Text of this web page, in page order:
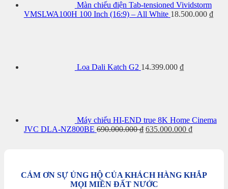
Màn chiếu điện Tab-tensioned Vividstorm
VMSLWA100H 100 Inch (16:9) – All White 18.500.000 ₫
Loa Dali Katch G2 14.399.000 ₫
Máy chiếu HI-END true 8K Home Cinema
JVC DLA-NZ800BE 690.000.000₫ Giá
635.000.000 ₫Giá
CÁM ƠN SỰ ỦNG HỘ CỦA KHÁCH HÀNG KHẮP
MỌI MIỀN ĐẤT NƯỚC